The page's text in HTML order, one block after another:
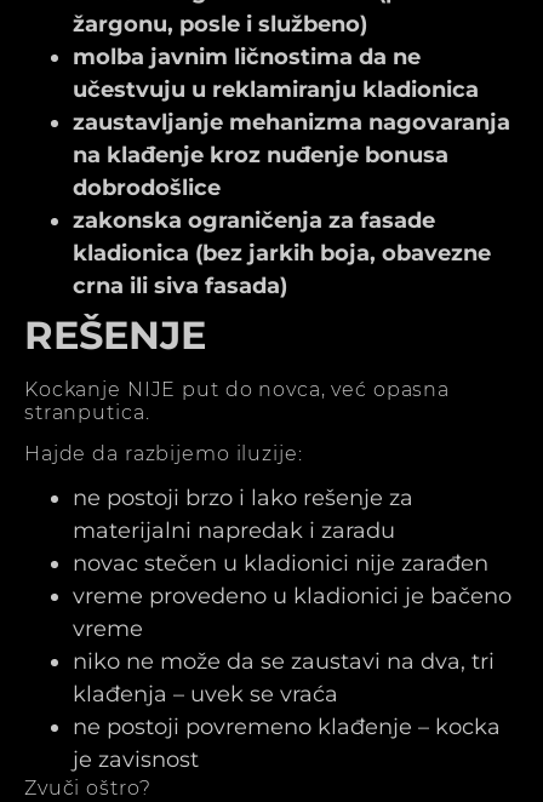
žargonu, posle i službeno)
molba javnim ličnostima da ne
učestvuju u reklamiranju kladionica
zaustavljanje mehanizma nagovaranja
na klađenje kroz nuđenje bonusa
dobrodošlice
zakonska ograničenja za fasade
kladionica (bez jarkih boja, obavezne
crna ili siva fasada)
REŠENJE
Kockanje NIJE put do novca, već opasna
stranputica.
Hajde da razbijemo iluzije:
ne postoji brzo i lako rešenje za
materijalni napredak i zaradu
novac stečen u kladionici nije zarađen
vreme provedeno u kladionici je bačeno
vreme
niko ne može da se zaustavi na dva, tri
klađenja – uvek se vraća
ne postoji povremeno klađenje – kocka
je zavisnost
Zvuči oštro?